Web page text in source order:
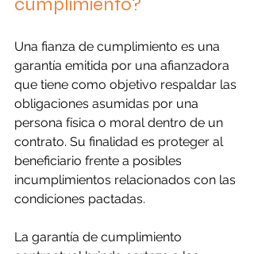
Una fianza de cumplimiento es una
garantía emitida por una afianzadora
que tiene como objetivo respaldar las
obligaciones asumidas por una
persona física o moral dentro de un
contrato. Su finalidad es proteger al
beneficiario frente a posibles
incumplimientos relacionados con las
condiciones pactadas.
La garantía de cumplimiento